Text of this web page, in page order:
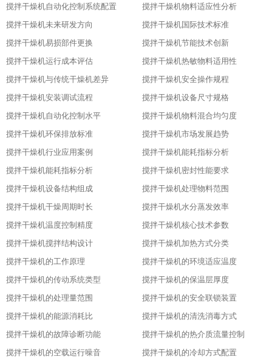
搅拌干燥机自动化控制系统配置
搅拌干燥机物料适应性分析
搅拌干燥机未来研发方向
搅拌干燥机国际技术标准
搅拌干燥机易损部件更换
搅拌干燥机节能技术创新
搅拌干燥机运行成本评估
搅拌干燥机热敏物料适用性
搅拌干燥机与传统干燥机差异
搅拌干燥机安全操作规程
搅拌干燥机安装调试流程
搅拌干燥机设备尺寸规格
搅拌干燥机自动化控制水平
搅拌干燥机物料混合均匀度
搅拌干燥机环保排放标准
搅拌干燥机市场发展趋势
搅拌干燥机行业应用案例
搅拌干燥机能耗指标分析
搅拌干燥机能耗指标分析
搅拌干燥机密封性能要求
搅拌干燥机设备结构组成
搅拌干燥机处理物料范围
搅拌干燥机干燥周期时长
搅拌干燥机水分蒸发效率
搅拌干燥机温度控制精度
搅拌干燥机核心技术参数
搅拌干燥机搅拌结构设计
搅拌干燥机加热方式分类
搅拌干燥机的工作原理
搅拌干燥机的环境适应温度
搅拌干燥机的传动系统类型
搅拌干燥机的保温层厚度
搅拌干燥机的处理量范围
搅拌干燥机的安全联锁装置
搅拌干燥机的能源消耗比
搅拌干燥机的清洗消毒方式
搅拌干燥机的故障诊断功能
搅拌干燥机的热介质流量控制
搅拌干燥机的空载运行噪音
搅拌干燥机的冷却方式配置